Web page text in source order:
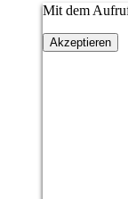
Mit dem